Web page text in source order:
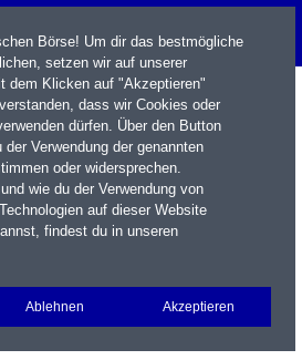
Portfolio Login
Börse! Um dir das bestmögliche
setzen wir auf unserer
dem Klicken auf "Akzeptieren"
dass wir Cookies oder
dürfen. Über den Button
Verwendung der genannten
oder widersprechen.
wie du der Verwendung von
auf dieser Website
findest du in unseren
Ablehnen Akzeptieren